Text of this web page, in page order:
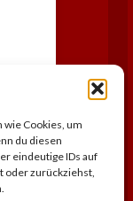
Cookies, um
du diesen
eindeutige IDs auf
oder zurückziehst,